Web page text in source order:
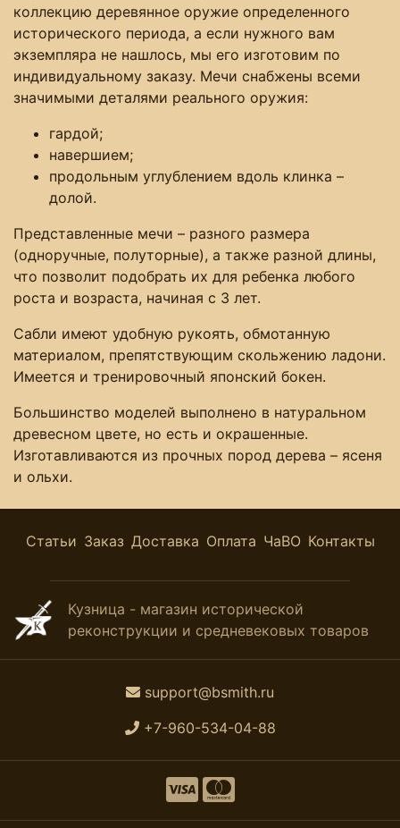
коллекцию деревянное оружие определенного
исторического периода, а если нужного вам
экземпляра не нашлось, мы его изготовим по
индивидуальному заказу. Мечи снабжены всеми
значимыми деталями реального оружия:
гардой;
навершием;
продольным углублением вдоль клинка ­–
долой.
Представленные мечи – разного размера
(одноручные, полуторные), а также разной длины,
что позволит подобрать их для ребенка любого
роста и возраста, начиная с 3 лет.
Сабли имеют удобную рукоять, обмотанную
материалом, препятствующим скольжению ладони.
Имеется и тренировочный японский бокен.
Большинство моделей выполнено в натуральном
древесном цвете, но есть и окрашенные.
Изготавливаются из прочных пород дерева – ясеня
и ольхи.
Статьи Заказ Доставка Оплата ЧаВО Контакты
Кузница - магазин исторической
реконструкции и средневековых товаров
support@bsmith.ru
+7-960-534-04-88